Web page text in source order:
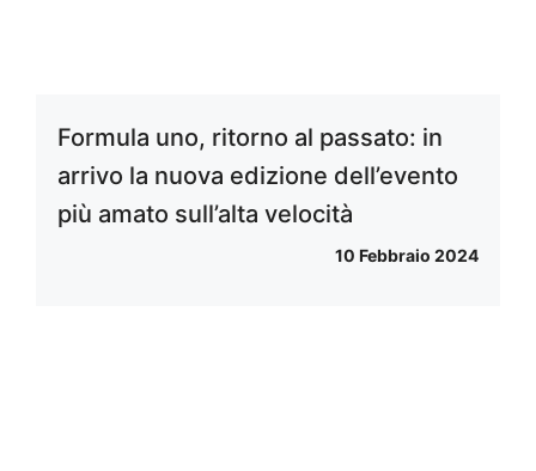
Formula uno, ritorno al passato: in
arrivo la nuova edizione dell’evento
più amato sull’alta velocità
10 Febbraio 2024